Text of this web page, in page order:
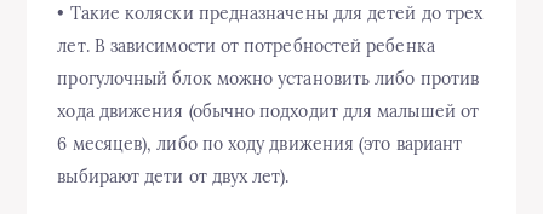
• Такие коляски предназначены для детей до трех
лет. В зависимости от потребностей ребенка
прогулочный блок можно установить либо против
хода движения (обычно подходит для малышей от
6 месяцев), либо по ходу движения (это вариант
выбирают дети от двух лет).